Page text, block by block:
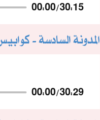
00:00/30:15
المدونة السادسة -
00:00/30:29